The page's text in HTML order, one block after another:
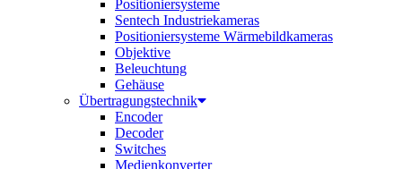
Positioniersysteme
Sentech Industriekameras
Positioniersysteme Wärmebildkameras
Objektive
Beleuchtung
Gehäuse
Übertragungstechnik
Encoder
Decoder
Switches
Medienkonverter